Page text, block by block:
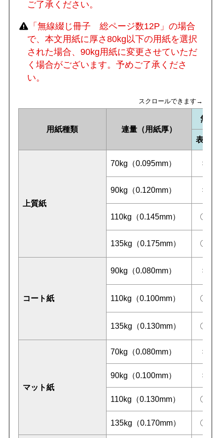
ご了承ください。
「無線綴じ冊子 総ページ数12P」の場合
で、本文用紙に厚さ80kg以下の用紙を選択
された場合、90kg用紙に変更させていただ
く場合がございます。予めご了承くださ
い。
スクロールできます→
用紙種類 連量（用紙厚）
無線
表紙
上質紙
70kg（0.095mm） ×
90kg（0.120mm） ×
110kg（0.145mm） 〇
135kg（0.175mm） 〇
コート紙
90kg（0.080mm） ×
110kg（0.100mm） 〇
135kg（0.130mm） 〇
マット紙
70kg（0.080mm） ×
90kg（0.100mm） ×
110kg（0.130mm） 〇
135kg（0.170mm） 〇